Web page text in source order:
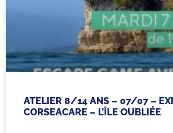
ATELIER 8/14 ANS – 07/07 –
CORSEACARE – L’ÎLE OUBLIÉE